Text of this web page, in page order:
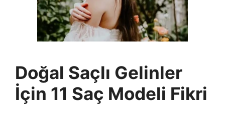
Doğal Saçlı Gelinler
İçin 11 Saç Modeli Fikri